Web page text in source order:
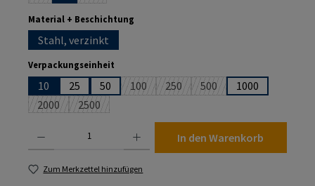
Material + Beschichtung
Stahl, verzinkt
Verpackungseinheit
10 25 50 100(Diese Option ist zurzeit nicht verfügbar.)
250(Diese Option ist zurzeit nicht
500(Diese Option ist zurzeit
1000
2000(Diese Option ist zurzeit nicht verfügbar.)
2500(Diese Option ist zurzeit nicht verfügbar.)
In den Warenkorb
Zum Merkzettel hinzufügen